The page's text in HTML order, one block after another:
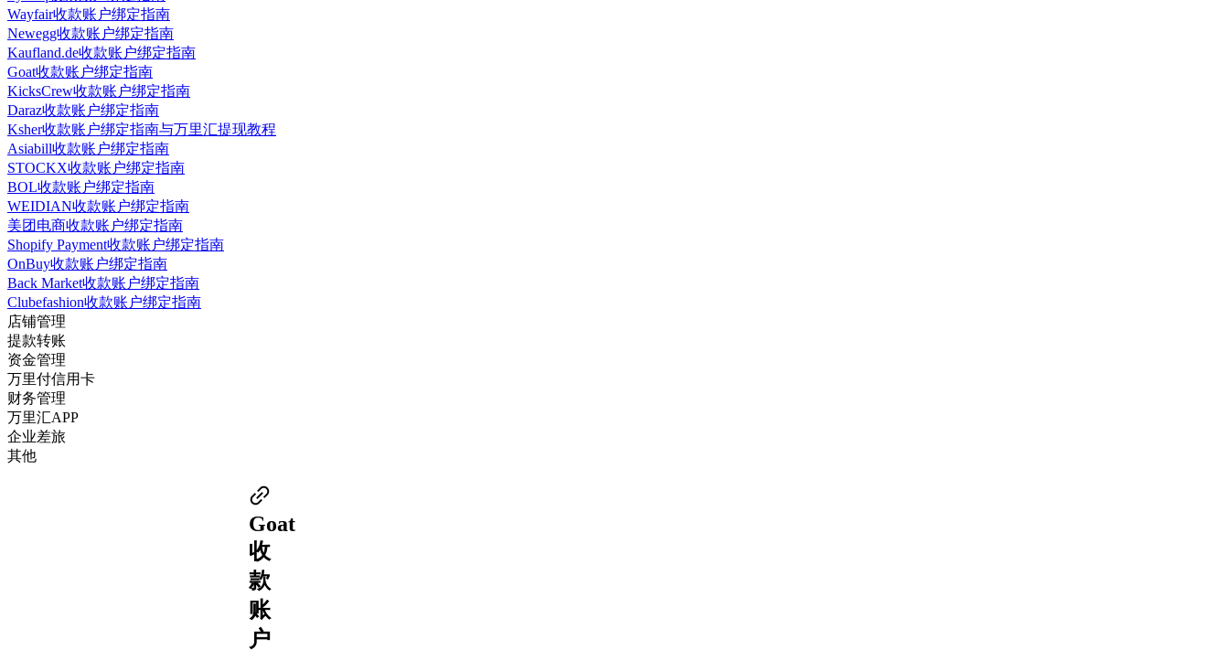
Wayfair收款账户绑定指南
Newegg收款账户绑定指南
Kaufland.de收款账户绑定指南
Goat收款账户绑定指南
KicksCrew收款账户绑定指南
Daraz收款账户绑定指南
Ksher收款账户绑定指南与万里汇提现教程
Asiabill收款账户绑定指南
STOCKX收款账户绑定指南
BOL收款账户绑定指南
WEIDIAN收款账户绑定指南
美团电商收款账户绑定指南
Shopify Payment收款账户绑定指南
OnBuy收款账户绑定指南
Back Market收款账户绑定指南
Clubefashion收款账户绑定指南
店铺管理
提款转账
资金管理
万里付信用卡
财务管理
万里汇APP
企业差旅
其他
Goat
收
款
账
户